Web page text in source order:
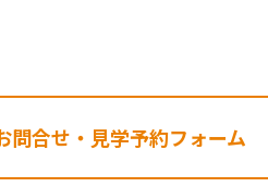
問合せ・見学予約フォーム